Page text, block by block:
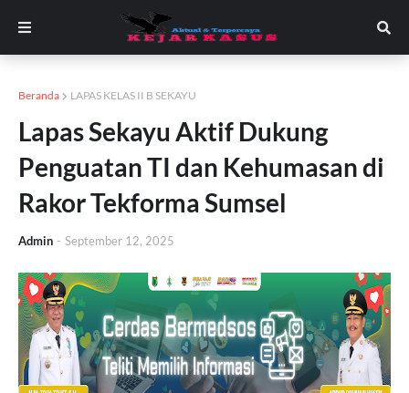
Beranda LAPAS KELAS II B SEKAYU
Lapas Sekayu Aktif Dukung
Penguatan TI dan Kehumasan di
Rakor Tekforma Sumsel
Admin - September 12, 2025